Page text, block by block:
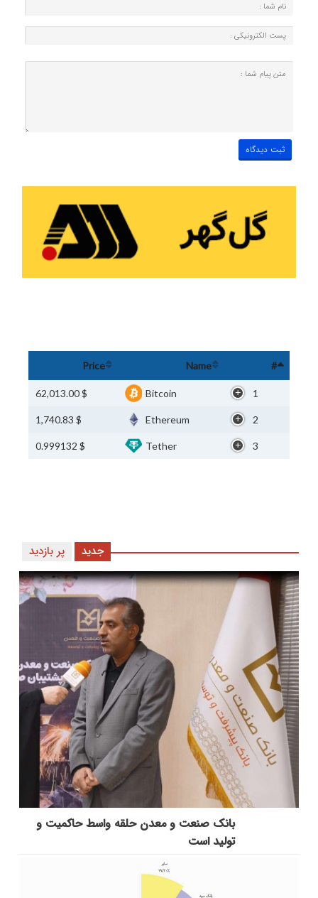
#
Name
Price
1
Bitcoin
$ 62,013.00
2
Ethereum
$ 1,740.83
3
Tether
$ 0.999132
پر بازدید جدید
بانك صنعت و معدن حلقه واسط حاكمیت و
تولید است